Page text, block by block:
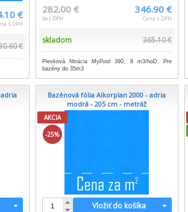
€
s DPH
€
282.00 €
bez DPH
346.90 €
Cena s DPH
skladom 365.10 €
Piesková filtrácia MyPool 390, 8 m3/hoD. Pre
bazény do 35m3
Bazénová fólia Alkorplan 2000 - adria
modrá - 205 cm - metráž
AKCIA
-25%
Vložiť do košíka